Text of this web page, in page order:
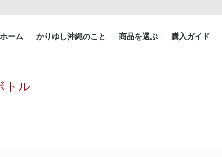
ホーム かりゆし沖縄のこと 商品を選ぶ 購入ガイド
トル